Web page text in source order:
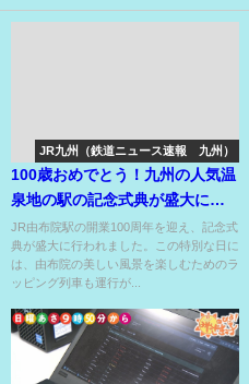
JR九州（鉄道ニュース速報 九州）
100歳おめでとう！九州の人気温
泉地の駅の記念式典が盛大に！
定期特急列車にもロゴマーク!!
JR由布院駅の開業100周年を迎え、記念式
典が盛大に行われました。この特別な日に
は、由布院の美しい風景を楽しむためのラ
ッピング列車も運行が...